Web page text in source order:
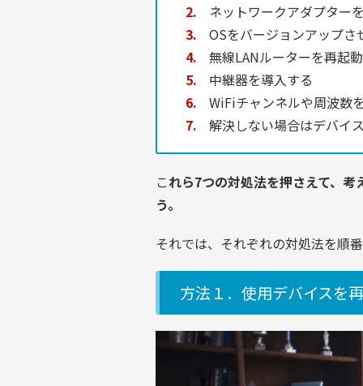
ネットワークアダプター
OSをバージョンアップさ
無線LANルーターを再起
中継器を導入する
WiFiチャンネルや周波数
解決しない場合はデバイ
これら7つの対処法を押さえて、
う。
それでは、それぞれの対処法を順
方法１．使用デバイスを